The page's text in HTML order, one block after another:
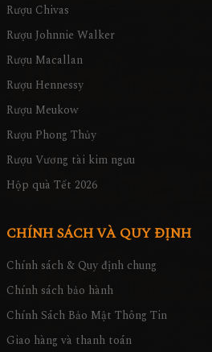
Rượu Chivas
Rượu Johnnie Walker
Rượu Macallan
Rượu Hennessy
Rượu Meukow
Rượu Phong Thủy
Rượu Vương tài kim ngưu
Hộp quà Tết 2026
CHÍNH SÁCH VÀ QUY ĐỊNH
Chính sách & Quy định chung
Chính sách bảo hành
Chính Sách Bảo Mật Thông Tin
Giao hàng và thanh toán